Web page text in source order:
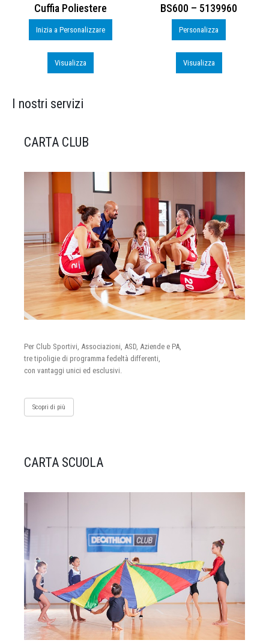
Cuffia Poliestere
Inizia a Personalizzare
Visualizza
BS600 – 5139960
Personalizza
Visualizza
I nostri servizi
CARTA CLUB
Per Club Sportivi, Associazioni, ASD, Aziende e PA,
tre tipoligie di programma fedeltà differenti,
con vantaggi unici ed esclusivi.
Scopri di più
CARTA SCUOLA